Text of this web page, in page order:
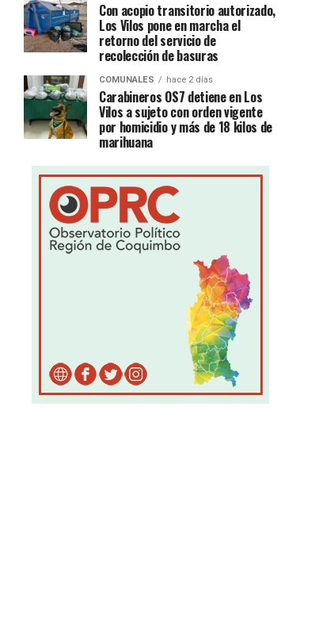
Con acopio transitorio autorizado,
Los Vilos pone en marcha el
retorno del servicio de
recolección de basuras
COMUNALES hace 2 días
Carabineros OS7 detiene en Los
Vilos a sujeto con orden vigente
por homicidio y más de 18 kilos de
marihuana